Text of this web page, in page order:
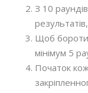
З 10
Щоб
мінімум 5
Початок